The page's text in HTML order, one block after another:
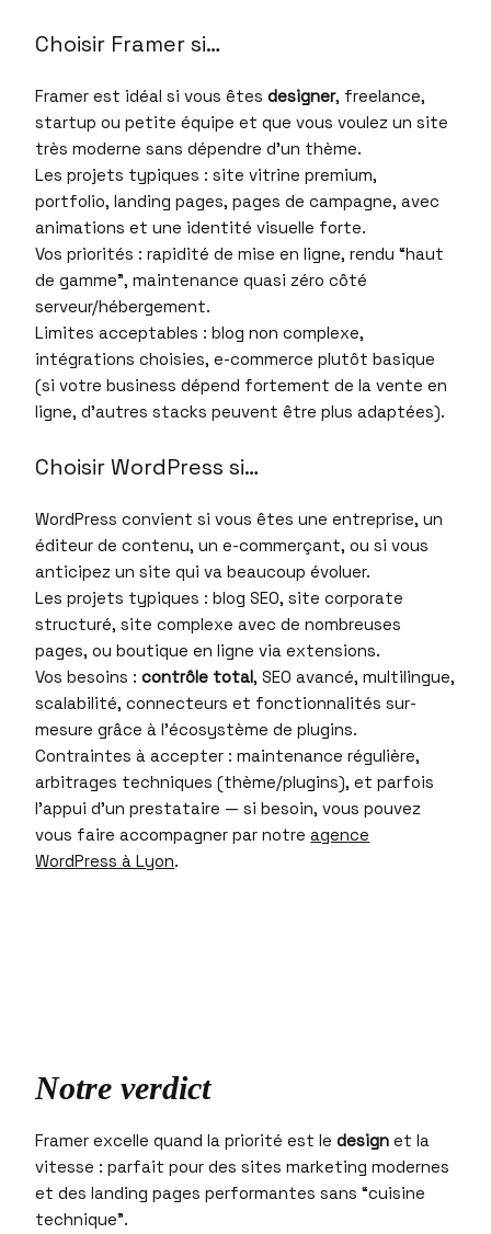
Choisir Framer si…
Framer est idéal si vous êtesdesigner, freelance,
startup ou petite équipe et que vous voulez un site
très moderne sans dépendre d’un thème.
Les projets typiques : site vitrine premium,
portfolio, landing pages, pages de campagne, avec
animations et une identité visuelle forte.
Vos priorités : rapidité de mise en ligne, rendu “haut
de gamme”, maintenance quasi zéro côté
serveur/hébergement.
Limites acceptables : blog non complexe,
intégrations choisies, e-commerce plutôt basique
(si votre business dépend fortement de la vente en
ligne, d’autres stacks peuvent être plus adaptées).
Choisir WordPress si…
WordPress convient si vous êtes une entreprise, un
éditeur de contenu, un e-commerçant, ou si vous
anticipez un site qui va beaucoup évoluer.
Les projets typiques : blog SEO, site corporate
structuré, site complexe avec de nombreuses
pages, ou boutique en ligne via extensions.
Vos besoins :contrôle total, SEO avancé, multilingue,
scalabilité, connecteurs et fonctionnalités sur-
mesure grâce à l’écosystème de plugins.
Contraintes à accepter : maintenance régulière,
arbitrages techniques (thème/plugins), et parfois
l’appui d’un prestataire — si besoin, vous pouvez
vous faire accompagner par notreagence
WordPress à Lyon.
Notre verdict
Framer excelle quand la priorité est ledesign et la
vitesse : parfait pour des sites marketing modernes
et des landing pages performantes sans “cuisine
technique”.